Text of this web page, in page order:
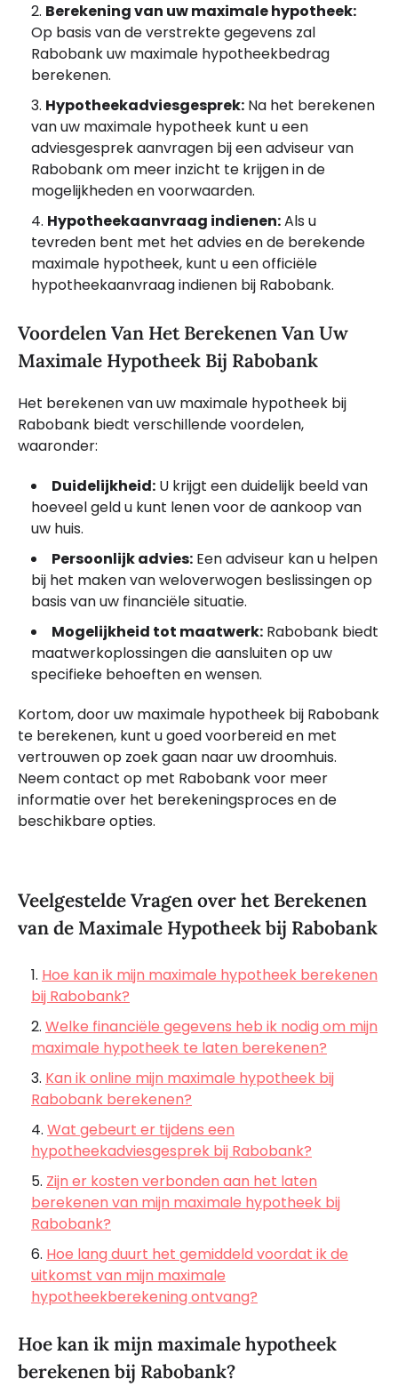
Berekening van uw maximale hypotheek:
Op basis van de verstrekte gegevens zal
Rabobank uw maximale hypotheekbedrag
berekenen.
Hypotheekadviesgesprek: Na het berekenen
van uw maximale hypotheek kunt u een
adviesgesprek aanvragen bij een adviseur van
Rabobank om meer inzicht te krijgen in de
mogelijkheden en voorwaarden.
Hypotheekaanvraag indienen:Als u
tevreden bent met het advies en de berekende
maximale hypotheek, kunt u een officiële
hypotheekaanvraag indienen bij Rabobank.
Voordelen Van Het Berekenen Van Uw
Maximale Hypotheek Bij Rabobank
Het berekenen van uw maximale hypotheek bij
Rabobank biedt verschillende voordelen,
waaronder:
Duidelijkheid: U krijgt een duidelijk beeld van
hoeveel geld u kunt lenen voor de aankoop van
uw huis.
Persoonlijk advies: Een adviseur kan u helpen
bij het maken van weloverwogen beslissingen op
basis van uw financiële situatie.
Mogelijkheid tot maatwerk: Rabobank biedt
maatwerkoplossingen die aansluiten op uw
specifieke behoeften en wensen.
Kortom, door uw maximale hypotheek bij Rabobank
te berekenen, kunt u goed voorbereid en met
vertrouwen op zoek gaan naar uw droomhuis.
Neem contact op met Rabobank voor meer
informatie over het berekeningsproces en de
beschikbare opties.
Veelgestelde Vragen over het Berekenen
van de Maximale Hypotheek bij Rabobank
Hoe kan ik mijn maximale hypotheek berekenen
bij Rabobank?
Welke financiële gegevens heb ik nodig om mijn
maximale hypotheek te laten berekenen?
Kan ik online mijn maximale hypotheek bij
Rabobank berekenen?
Wat gebeurt er tijdens een
hypotheekadviesgesprek bij Rabobank?
Zijn er kosten verbonden aan het laten
berekenen van mijn maximale hypotheek bij
Rabobank?
Hoe lang duurt het gemiddeld voordat ik de
uitkomst van mijn maximale
hypotheekberekening ontvang?
Hoe kan ik mijn maximale hypotheek
berekenen bij Rabobank?